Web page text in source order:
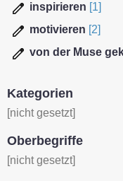
inspirieren [1]
motivieren [2]
von der Muse
Kategorien
[nicht gesetzt]
Oberbegriffe
[nicht gesetzt]